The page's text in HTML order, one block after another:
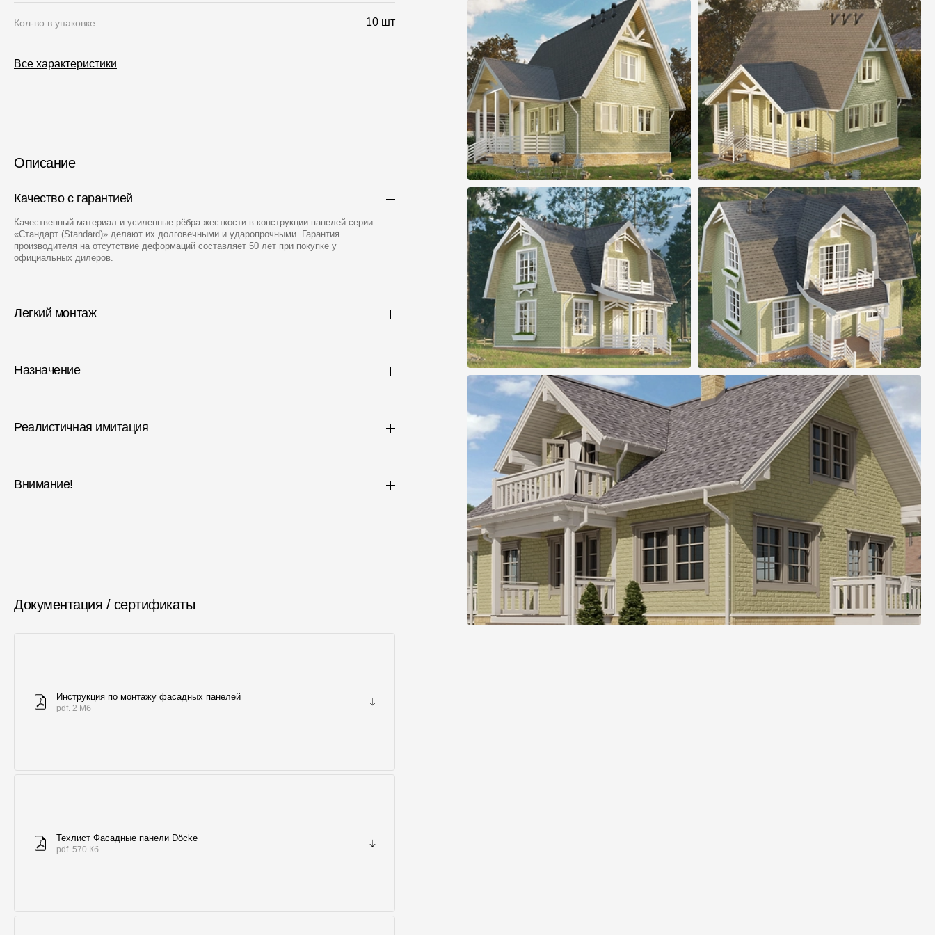
Кол-во в упаковке 10 шт
Все характеристики
Описание
Качество с гарантией
Качественный материал и усиленные рёбра жесткости в конструкции панелей серии
«Стандарт (Standard)» делают их долговечными и ударопрочными. Гарантия
производителя на отсутствие деформаций составляет 50 лет при покупке у
официальных дилеров.
Легкий монтаж
Назначение
Реалистичная имитация
Внимание!
Документация / сертификаты
Инструкция по монтажу фасадных панелей
pdf. 2 Мб
Техлист Фасадные панели Döcke
pdf. 570 Кб